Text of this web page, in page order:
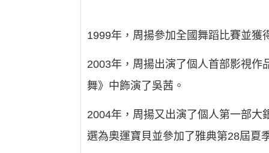
1999年，周揚參加全國舞蹈比賽並
2003年，周揚出演了個人首部影視
舞》中飾演了吳茜。
2004年，周揚又出演了個人第一部
選為奧運寶貝並參加了雅典第28屆夏